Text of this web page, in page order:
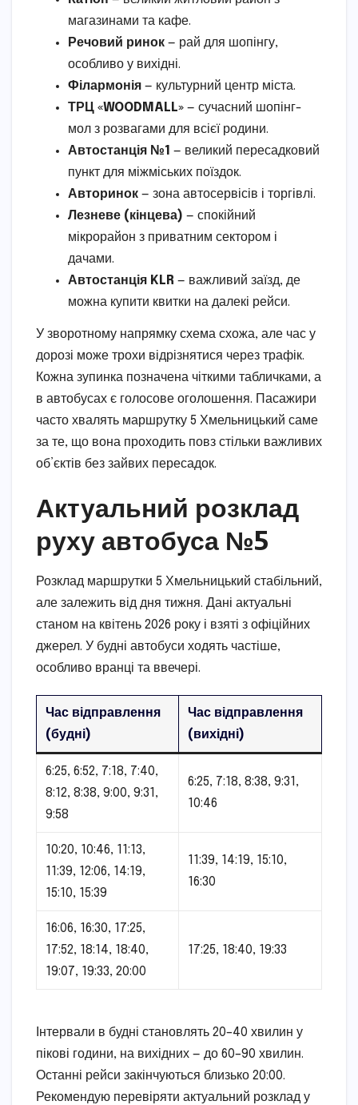
магазинами та кафе.
Речовий ринок — рай для шопінгу,
особливо у вихідні.
Філармонія — культурний центр міста.
ТРЦ «WOODMALL» — сучасний шопінг-
мол з розвагами для всієї родини.
Автостанція №1 — великий пересадковий
пункт для міжміських поїздок.
Авторинок — зона автосервісів і торгівлі.
Лезневе (кінцева) — спокійний
мікрорайон з приватним сектором і
дачами.
Автостанція KLR — важливий заїзд, де
можна купити квитки на далекі рейси.
У зворотному напрямку схема схожа, але час у
дорозі може трохи відрізнятися через трафік.
Кожна зупинка позначена чіткими табличками, а
в автобусах є голосове оголошення. Пасажири
часто хвалять маршрутку 5 Хмельницький саме
за те, що вона проходить повз стільки важливих
об’єктів без зайвих пересадок.
Актуальний розклад
руху автобуса №5
Розклад маршрутки 5 Хмельницький стабільний,
але залежить від дня тижня. Дані актуальні
станом на квітень 2026 року і взяті з офіційних
джерел. У будні автобуси ходять частіше,
особливо вранці та ввечері.
Час відправлення
(будні)
Час відправлення
(вихідні)
6:25, 6:52, 7:18, 7:40,
8:12, 8:38, 9:00, 9:31,
9:58
6:25, 7:18, 8:38, 9:31,
10:46
10:20, 10:46, 11:13,
11:39, 12:06, 14:19,
15:10, 15:39
11:39, 14:19, 15:10,
16:30
16:06, 16:30, 17:25,
17:52, 18:14, 18:40,
19:07, 19:33, 20:00
17:25, 18:40, 19:33
Інтервали в будні становлять 20–40 хвилин у
пікові години, на вихідних — до 60–90 хвилин.
Останні рейси закінчуються близько 20:00.
Рекомендую перевіряти актуальний розклад у